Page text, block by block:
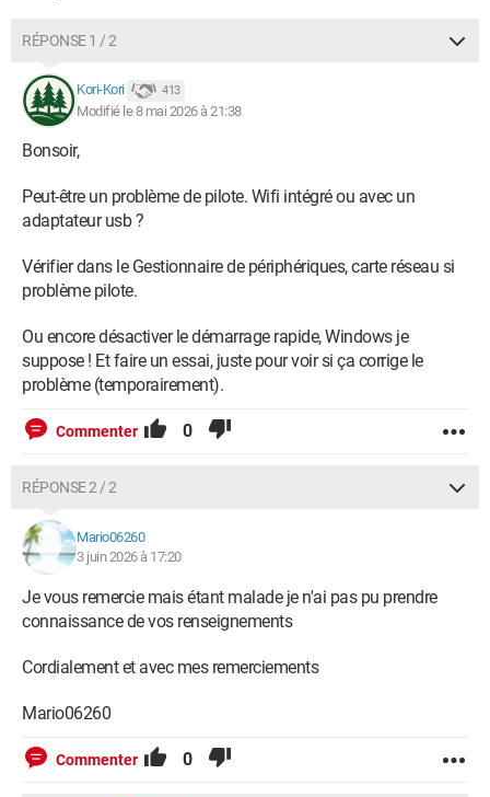
RÉPONSE 1 / 2
Kori-Kori 413
Modifié le 8 mai 2026 à 21:38
Bonsoir,
Peut-être un problème de pilote. Wifi intégré ou avec un
adaptateur usb ?
Vérifier dans le Gestionnaire de périphériques, carte réseau si
problème pilote.
Ou encore désactiver le démarrage rapide, Windows je
suppose ! Et faire un essai, juste pour voir si ça corrige le
problème (temporairement).
Commenter 0
RÉPONSE 2 / 2
Mario06260
3 juin 2026 à 17:20
Je vous remercie mais étant malade je n'ai pas pu prendre
connaissance de vos renseignements
Cordialement et avec mes remerciements
Mario06260
Commenter 0